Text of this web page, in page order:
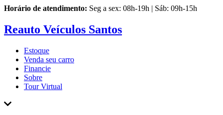
Horário de atendimento: Seg a sex: 08h-19h | Sáb: 09h-15h
Reauto Veículos Santos
Estoque
Venda seu carro
Financie
Sobre
Tour Virtual